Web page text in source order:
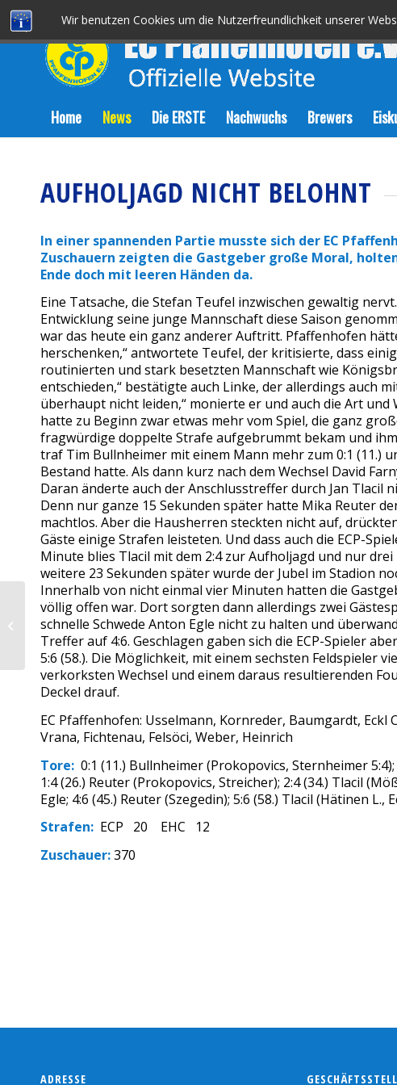
Wir benutzen Cookies um die Nutzerfreundlichkeit unserer
Home News Die ERSTE Nachwuchs Brewers
AUFHOLJAGD NICHT BELOHNT
In einer spannenden Partie musste sich der EC
Zuschauern zeigten die Gastgeber große Moral,
Ende doch mit leeren Händen da.
Eine Tatsache, die Stefan Teufel inzwischen gewaltig
Entwicklung seine junge Mannschaft diese Saison
war das heute ein ganz anderer Auftritt. Pfaffenhofen
herschenken,“ antwortete Teufel, der kritisierte, dass
routinierten und stark besetzten Mannschaft wie
entschieden,“ bestätigte auch Linke, der allerdings auch
überhaupt nicht leiden,“ monierte er und auch die Art und
hatte zu Beginn zwar etwas mehr vom Spiel, die ganz
fragwürdige doppelte Strafe aufgebrummt bekam und
traf Tim Bullnheimer mit einem Mann mehr zum 0:1 (11.)
Bestand hatte. Als dann kurz nach dem Wechsel David
Daran änderte auch der Anschlusstreffer durch Jan Tlacil
Denn nur ganze 15 Sekunden später hatte Mika Reuter
machtlos. Aber die Hausherren steckten nicht auf,
Gäste einige Strafen leisteten. Und dass auch die ECP-
Minute blies Tlacil mit dem 2:4 zur Aufholjagd und nur
weitere 23 Sekunden später wurde der Jubel im Stadion
Innerhalb von nicht einmal vier Minuten hatten die
völlig offen war. Dort sorgten dann allerdings zwei
schnelle Schwede Anton Egle nicht zu halten und
Treffer auf 4:6. Geschlagen gaben sich die ECP-Spieler
5:6 (58.). Die Möglichkeit, mit einem sechsten Feldspieler
verkorksten Wechsel und einem daraus resultierenden
Deckel drauf.
EC Pfaffenhofen: Usselmann, Kornreder, Baumgardt,
Vrana, Fichtenau, Felsöci, Weber, Heinrich
Tore: 0:1 (11.) Bullnheimer (Prokopovics, Sternheimer
1:4 (26.) Reuter (Prokopovics, Streicher); 2:4 (34.) Tlacil
Egle; 4:6 (45.) Reuter (Szegedin); 5:6 (58.) Tlacil (Hätinen
Strafen: ECP 20 EHC 12
Zuschauer:370
ADRESSE
Auswärtssieg in
Dingolfing